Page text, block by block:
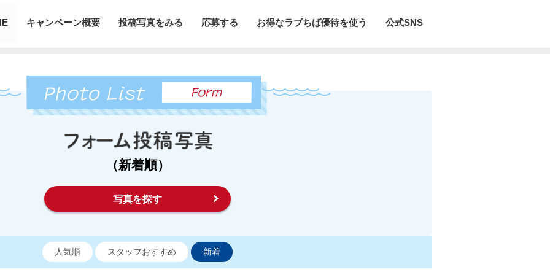
キャンペーン概要 投稿写真をみる 応募する お得なラブちば優待を使う 公式SNS
（新着順）
写真を探す
人気順 スタッフおすすめ 新着